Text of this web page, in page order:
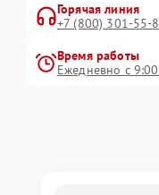
Горячая линия
+7 (800) 301-55-
Время работы
Ежедневно с